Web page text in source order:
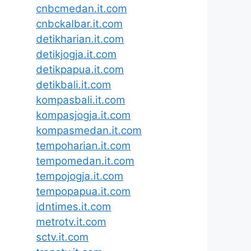
cnbcmedan.it.com
cnbckalbar.it.com
detikharian.it.com
detikjogja.it.com
detikpapua.it.com
detikbali.it.com
kompasbali.it.com
kompasjogja.it.com
kompasmedan.it.com
tempoharian.it.com
tempomedan.it.com
tempojogja.it.com
tempopapua.it.com
idntimes.it.com
metrotv.it.com
sctv.it.com